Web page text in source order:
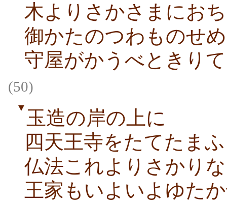
木よりさかさまにお
御かたのつわものせ
守屋がかうべときり
(50)
▼ 玉造の岸の上に
四天王寺をたてたまふ
仏法これよりさかり
王家もいよいよゆた